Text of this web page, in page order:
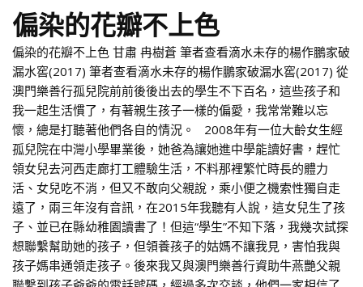
偏染的花瓣不上色
偏染的花瓣不上色 甘肅 冉樹蒼 筆者查看滴水未存的楊作鵬家破
漏水窖(2017) 筆者查看滴水未存的楊作鵬家破漏水窖(2017) 從
澳門樂善行孤兒院前前後後出去的學生不下百名，這些孩子和
我一起生活慣了，有著親生孩子一樣的偏愛，我常常難以忘
懷，總是打聽著他們各自的情況。 2008年有一位大齡女生經
孤兒院在中灣小學畢業後，她爸為讓她進中學能讀好書，趕忙
領女兒去河西走廊打工體驗生活，不料那裡繁忙時長的體力
活、女兒吃不消，但又不敢向父親說，乘小便之機索性獨自走
遠了，兩三年沒有音訊，在2015年我聽有人說，這女兒生了孩
子、並已在縣幼稚園讀書了！但這“學生”不知下落，我幾次試探
想聯繫幫助她的孩子，但領養孩子的姑媽不讓我見，害怕我與
孩子媽串通領走孩子。後來我又與澳門樂善行資助牛燕艷父親